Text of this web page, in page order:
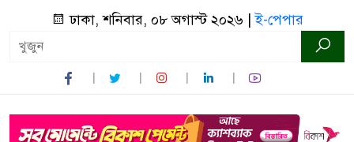
ঢাকা, শনিবার, ০৮ অগাস্ট ২০২৬ |ই-পেপার